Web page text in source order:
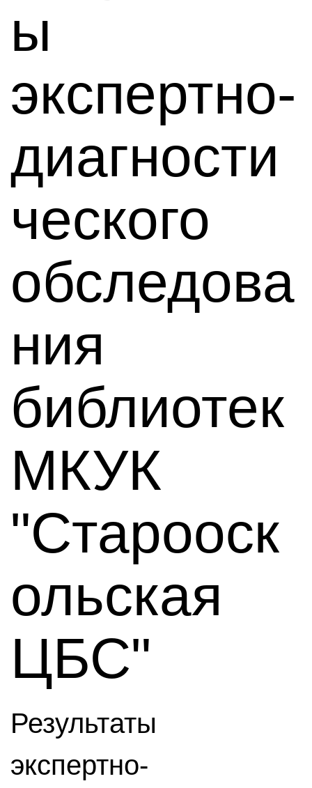
ы
экспертно-
диагности
ческого
обследова
ния
библиотек
МКУК
"Старооск
ольская
ЦБС"
Результаты
экспертно-